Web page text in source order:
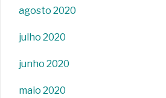
agosto 2020
julho 2020
junho 2020
maio 2020